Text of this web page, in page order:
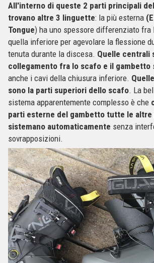
All'interno di queste 2 parti principali
trovano altre 3 linguette: la più esterna
Tongue) ha uno spessore differenziato fra
quella inferiore per agevolare la flessione
tenuta durante la discesa. Quelle centrali
collegamento fra lo scafo e il gambetto
anche i cavi della chiusura inferiore.
sono la parti superiori dello scafo. La
sistema apparentemente complesso è che
parti esterne del gambetto tutte le
sistemano automaticamente senza
sovrapposizioni.